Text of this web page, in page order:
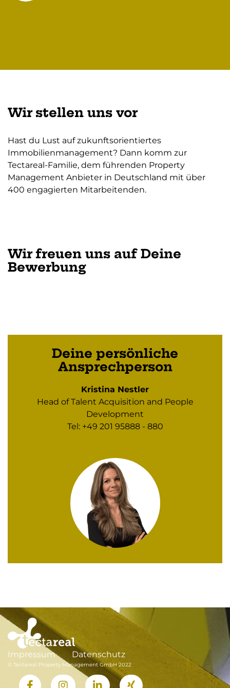
Wir stellen uns vor
Hast du Lust auf zukunftsorientiertes
Immobilienmanagement? Dann komm zur
Tectareal-Familie, dem führenden Property
Management Anbieter in Deutschland mit über
400 engagierten Mitarbeitenden.
Wir freuen uns auf Deine
Bewerbung
Deine persönliche
Ansprechperson
Kristina Nestler
Head of Talent Acquisition and People
Development
Tel: +49 201 95888 - 880
Impressum Datenschutz
© Tectareal Property Management GmbH 2022